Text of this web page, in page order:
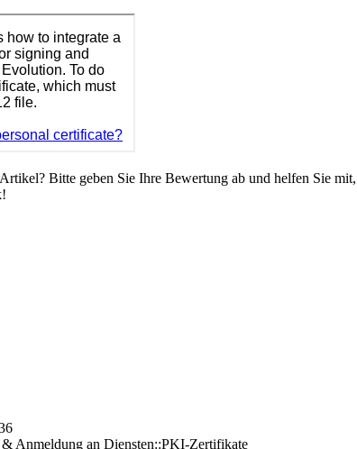
Bitte geben Sie Ihre Bewertung ab und helfen Sie
Anmeldung an Diensten::PKI-Zertifikate